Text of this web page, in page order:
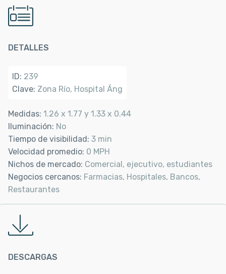
DETALLES
ID: 239
Clave: Zona Río, Hospital Áng
Medidas: 1.26 x 1.77 y 1.33 x 0.44
Iluminación: No
Tiempo de visibilidad: 3 min
Velocidad promedio: 0 MPH
Nichos de mercado: Comercial, ejecutivo, estudiantes
Negocios cercanos: Farmacias, Hospitales, Bancos,
Restaurantes
DESCARGAS